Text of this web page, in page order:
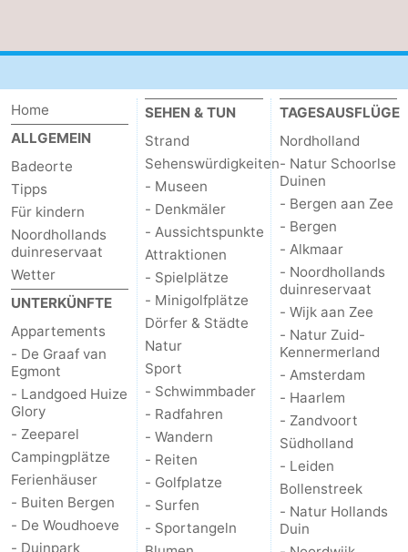
Home
ALLGEMEIN
Badeorte
Tipps
Für kindern
Noordhollands
duinreservaat
Wetter
UNTERKÜNFTE
Appartements
- De Graaf van
Egmont
- Landgoed Huize
Glory
- Zeeparel
Campingplätze
Ferienhäuser
- Buiten Bergen
- De Woudhoeve
- Duinpark
SEHEN & TUN
Strand
Sehenswürdigkeiten
- Museen
- Denkmäler
- Aussichtspunkte
Attraktionen
- Spielplätze
- Minigolfplätze
Dörfer & Städte
Natur
Sport
- Schwimmbader
- Radfahren
- Wandern
- Reiten
- Golfplatze
- Surfen
- Sportangeln
TAGESAUSFLÜGE
Nordholland
- Natur Schoorlse
Duinen
- Bergen aan Zee
- Bergen
- Alkmaar
- Noordhollands
duinreservaat
- Wijk aan Zee
- Natur Zuid-
Kennermerland
- Amsterdam
- Haarlem
- Zandvoort
Südholland
- Leiden
Bollenstreek
- Natur Hollands
Duin